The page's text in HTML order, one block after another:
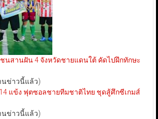
นสานฝัน 4 จังหวัดชายแดนใต้ คัดไปฝึกทักษะ
นข่าวนี้แล้ว)
แข้ง ฟุตซอลชายทีมชาติไทย ชุดสู้ศึกซีเกมส์
นข่าวนี้แล้ว)